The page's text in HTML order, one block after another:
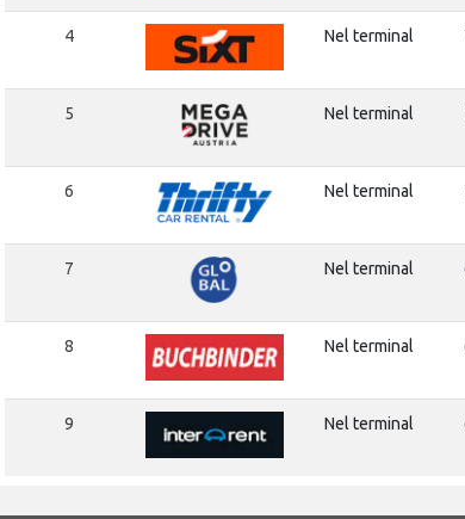
4 Nel terminal
5 Nel terminal
6 Nel terminal
7 Nel terminal
8 Nel terminal
9 Nel terminal